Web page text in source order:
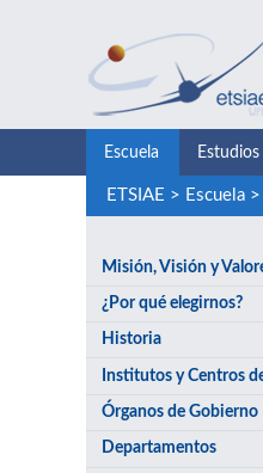
Escuela Estudios
ETSIAE > Escuela>
Misión, Visión y
¿Por qué elegirnos?
Historia
Institutos y Centros
Órganos de Gobierno
Departamentos